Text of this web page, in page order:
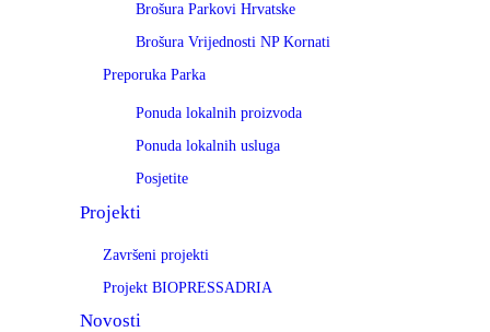
Brošura Parkovi Hrvatske
Brošura Vrijednosti NP Kornati
Preporuka Parka
Ponuda lokalnih proizvoda
Ponuda lokalnih usluga
Posjetite
Projekti
Završeni projekti
Projekt BIOPRESSADRIA
Novosti